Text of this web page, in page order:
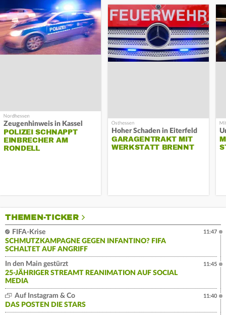
Zeugenhinweis in Kassel
POLIZEI SCHNAPPT
EINBRECHER AM
RONDELL
Hoher Schaden in Eiterfeld
GARAGENTRAKT MIT
WERKSTATT BRENNT
THEMEN-TICKER
FIFA-Krise
SCHMUTZKAMPAGNE GEGEN INFANTINO? FIFA
SCHALTET AUF ANGRIFF
11:47
In den Main gestürzt
25-JÄHRIGER STREAMT REANIMATION AUF SOCIAL
MEDIA
11:45
Auf Instagram & Co
DAS POSTEN DIE STARS
11:40